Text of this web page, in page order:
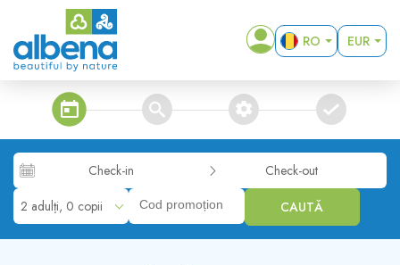
RO
BG
EUR
KZT
MKD
steps_calendar search extra_services confirm
Check-in
Check-out
2 adulți, 0 copii
CAUTĂ